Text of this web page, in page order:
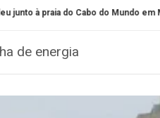
do Cabo do Mundo em Matosinhos
de energia